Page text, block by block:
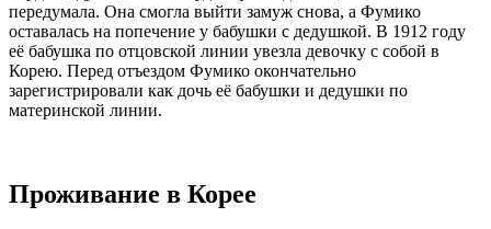
передумала. Она смогла выйти замуж снова, а Фумико
оставалась на попечение у бабушки с дедушкой. В 1912 году
её бабушка по отцовской линии увезла девочку с собой в
Корею. Перед отъездом Фумико окончательно
зарегистрировали как дочь её бабушки и дедушки по
материнской линии.
Проживание в Корее